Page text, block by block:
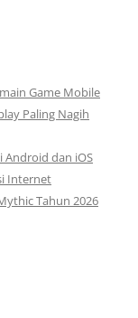
Game Mobile
Paling Nagih
Android dan iOS
Internet
Tahun 2026